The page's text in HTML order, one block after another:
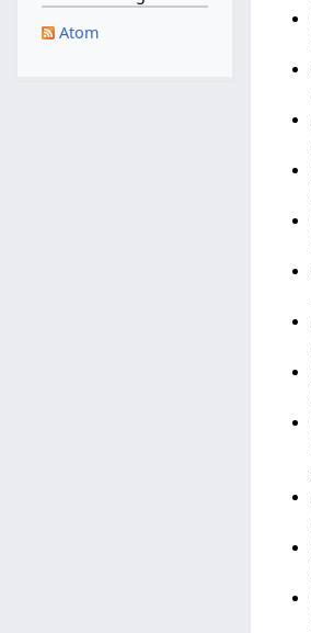
0
J
n
2
1
3
M
0
6
9
N
v
m
e
2
5
2
N
v
b
0
o
m
e
2
Atom